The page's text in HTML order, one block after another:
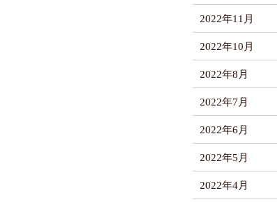
2022年11月
2022年10月
2022年8月
2022年7月
2022年6月
2022年5月
2022年4月